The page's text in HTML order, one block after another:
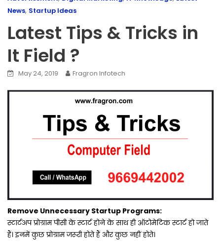
News, Startup Ideas
Latest Tips & Tricks in
It Field ?
May 24, 2019 Fragron Infotech
Remove Unnecessary Startup Programs:
स्टार्टअप प्रोग्राम पीसी के स्‍टार्ट होने के साथ ही ऑटोमेटिक स्‍टार्ट हो जाते
हैं। इनमें कुछ प्रोग्राम जरूरी होते हैं और कुछ नहीं होते।